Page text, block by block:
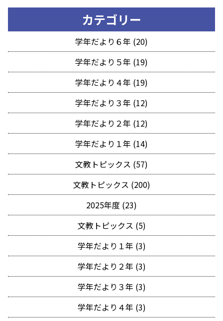
カテゴリー
学年だより６年 (20)
学年だより５年 (19)
学年だより４年 (19)
学年だより３年 (12)
学年だより２年 (12)
学年だより１年 (14)
文教トピックス (57)
文教トピックス (200)
2025年度 (23)
文教トピックス (5)
学年だより１年 (3)
学年だより２年 (3)
学年だより３年 (3)
学年だより４年 (3)